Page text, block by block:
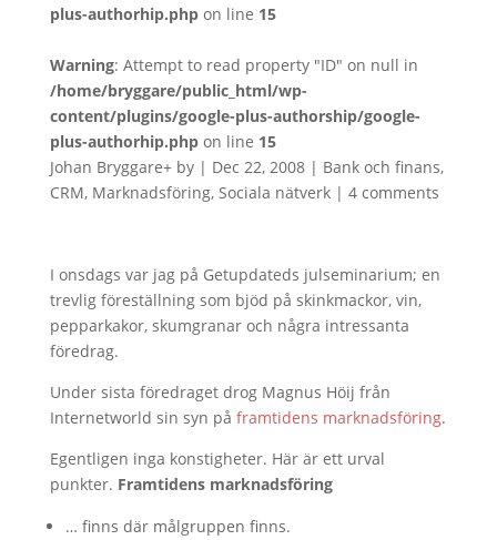
plus-authorhip.phpon line 15
Warning: Attempt to read property "ID" on null in
/home/bryggare/public_html/wp-
content/plugins/google-plus-authorship/google-
plus-authorhip.phpon line 15
Johan Bryggare+by | Dec 22, 2008| Bank och finans,
CRM, Marknadsföring, Sociala nätverk| 4 comments
I onsdags var jag på Getupdateds julseminarium; en
trevlig föreställning som bjöd på skinkmackor, vin,
pepparkakor, skumgranar och några intressanta
föredrag.
Under sista föredraget drog Magnus Höij från
Internetworld sin syn på framtidens marknadsföring.
Egentligen inga konstigheter. Här är ett urval
punkter. Framtidens marknadsföring
… finns där målgruppen finns.